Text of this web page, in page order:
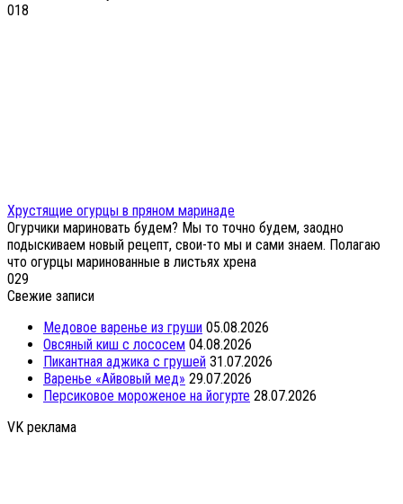
018
Хрустящие огурцы в пряном маринаде
Огурчики мариновать будем? Мы то точно будем, заодно
подыскиваем новый рецепт, свои-то мы и сами знаем. Полагаю
что огурцы маринованные в листьях хрена
029
Свежие записи
Медовое варенье из груши 05.08.2026
Овсяный киш с лососем 04.08.2026
Пикантная аджика с грушей 31.07.2026
Варенье «Айвовый мед» 29.07.2026
Персиковое мороженое на йогурте 28.07.2026
VK реклама